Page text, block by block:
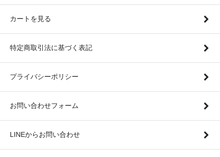
カートを見る
特定商取引法に基づく表記
プライバシーポリシー
お問い合わせフォーム
LINEからお問い合わせ